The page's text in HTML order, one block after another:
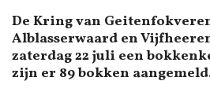
De Kring van
Alblasserwaard en
zaterdag 22 juli een
zijn er 89 bokken